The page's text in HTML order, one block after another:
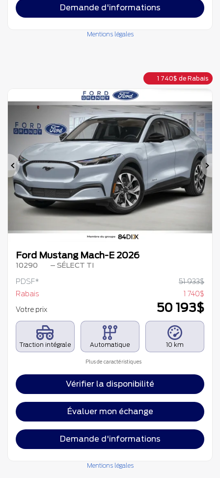
Demande d'informations
Mentions légales
1 740$ de Rabais
Précédent
Ford Mustang Mach-E 2026
10290 – SÉLECT TI
PDSF* 51 933$
Rabais
1 740$
Votre prix
50 193$
Traction intégrale Automatique 10 km
Plus de caractéristiques
Vérifier la disponibilité
Évaluer mon échange
Demande d'informations
Mentions légales